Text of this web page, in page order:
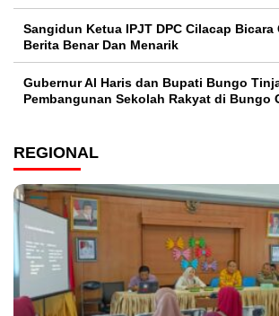
Sangidun Ketua IPJT DPC Cilacap Bicara
Berita Benar Dan Menarik
​Gubernur Al Haris dan Bupati Bungo
Pembangunan Sekolah Rakyat di Bungo
REGIONAL